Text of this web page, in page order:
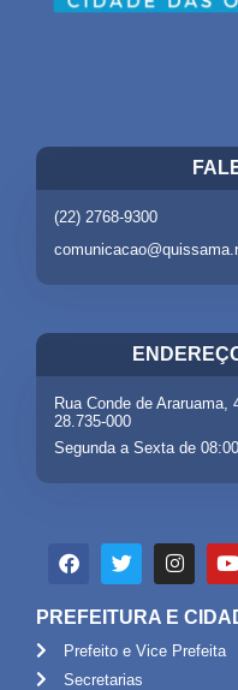
(22) 2768-9300
Rua Conde de
28.735-000
Segunda a Sexta de
PREFEITURA E
Prefeito e Vice Prefeita
Secretarias